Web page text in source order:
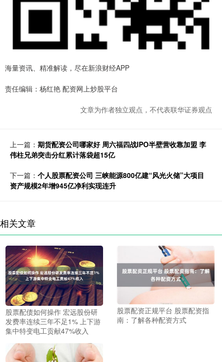
海量资讯、精准解读，尽在新浪财经APP
责任编辑：杨红艳 配资网上炒股平台
文章为作者独立观点，不代表联华证券观点
上一篇： 期货配资公司哪家好 周六福四战IPO半壁营收靠加盟 李
伟柱兄弟突击分红累计落袋超15亿
下一篇： 个人股票配资公司 三峡能源800亿建“风光火储”大项目
资产规模2年增945亿净利实现连升
相关文章
股票配债如何操作 宏远股份研
发费率连续三年不足1% 上下游
集中特变电工贡献47%收入
股票配资正规平台 股票配资指
南：了解各种配资方式